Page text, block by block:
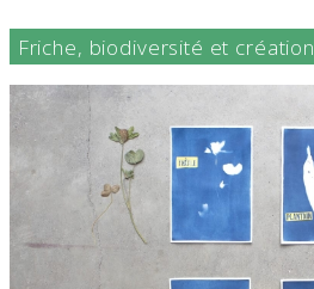
Friche, biodiversité et création